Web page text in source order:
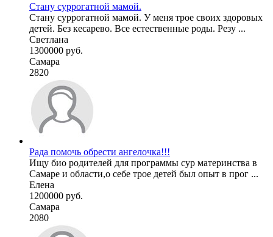
Стану суррогатной мамой.
Стану суррогатной мамой. У меня трое своих здоровых
детей. Без кесарево. Все естественные роды. Резу ...
Светлана
1300000 руб.
Самара
2820
Рада помочь обрести ангелочка!!!
Ищу био родителей для программы сур материнства в
Самаре и области,о себе трое детей был опыт в прог ...
Елена
1200000 руб.
Самара
2080